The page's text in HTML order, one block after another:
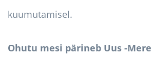
kuumutamisel.
Ohutu mesi pärineb Uus -